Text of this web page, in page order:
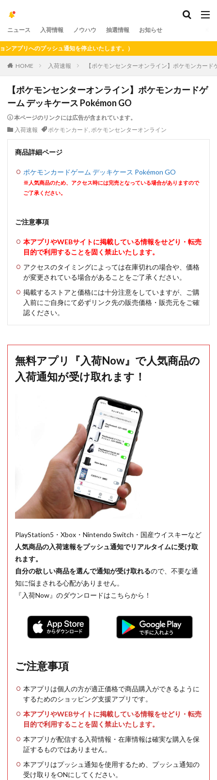
ニュース 入荷情報 ノウハウ 抽選情報 お知らせ
リへのプッシュ通知を停止いたします。）
HOME 入荷速報 【ポケモンセンターオンライン】ポケモンカー
【ポケモンセンターオンライン】ポケモンカードゲ
ーム デッキケース Pokémon GO
本ページのリンクには広告が含まれています。
入荷速報
ポケモンカード, ポケモンセンターオンライン
商品詳細ページ
ポケモンカードゲーム デッキケース Pokémon GO
※人気商品のため、アクセス時には完売となっている場合がありますので
ご了承ください。
ご注意事項
本アプリやWEBサイトに掲載している情報をせどり・転売
目的で利用することを固く禁止いたします。
アクセスのタイミングによっては在庫切れの場合や、価格
が変更されている場合があることをご了承ください。
掲載するストアと価格には十分注意をしていますが、ご購
入前にご自身にて必ずリンク先の販売価格・販売元をご確
認ください。
無料アプリ『入荷Now』で人気商品の
入荷通知が受け取れます！
PlayStation5・Xbox・Nintendo Switch・国産ウイスキーなど
人気商品の入荷速報をプッシュ通知でリアルタイムに受け取
れます。
自分の欲しい商品を選んで通知が受け取れるので、不要な通
知に悩まされる心配がありません。
『入荷Now』のダウンロードはこちらから！
ご注意事項
本アプリは個人の方が適正価格で商品購入ができるように
するためのショッピング支援アプリです。
本アプリやWEBサイトに掲載している情報をせどり・転売
目的で利用することを固く禁止いたします。
本アプリが配信する入荷情報・在庫情報は確実な購入を保
証するものではありません。
本アプリはプッシュ通知を使用するため、プッシュ通知の
受け取りをONにしてください。